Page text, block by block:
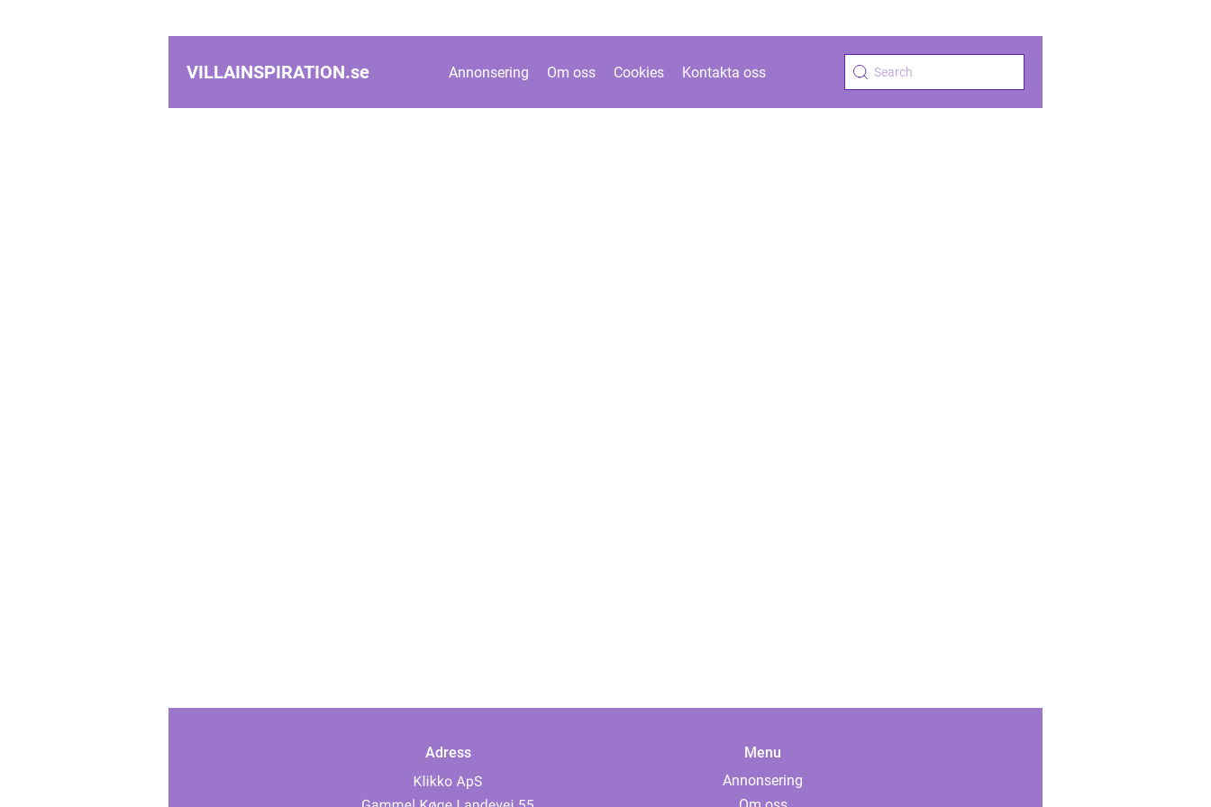
VILLAINSPIRATION.se Annonsering Om oss Cookies Kontakta oss
Adress
Menu
Annonsering